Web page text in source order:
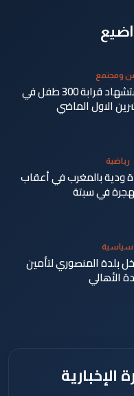
ومجتمع
اليونيسف توثق استشهاد قرابة 300 طفل في
الاول الماضي
رياضية
ودية بالمغرب في أعقاب
في سبتة
سياسية
بلدة المنصوري لتأمين
الأهالي